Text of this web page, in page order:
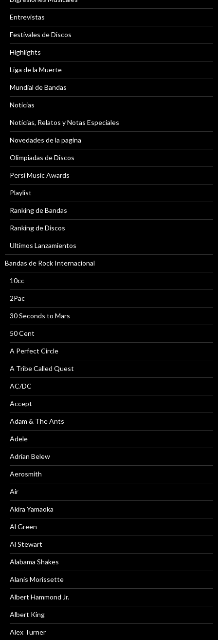
Entrevistas
Festivales de Discos
Highlights
Liga de la Muerte
Mundial de Bandas
Noticias
Noticias, Relatos y Notas Especiales
Novedades de la pagina
Olimpiadas de Discos
Persi Music Awards
Playlist
Ranking de Bandas
Ranking de Discos
Ultimos Lanzamientos
Bandas de Rock Internacional
10cc
2Pac
30 Seconds to Mars
50 Cent
A Perfect Circle
A Tribe Called Quest
AC/DC
Accept
Adam & The Ants
Adele
Adrian Belew
Aerosmith
Air
Akira Yamaoka
Al Green
Al Stewart
Alabama Shakes
Alanis Morissette
Albert Hammond Jr.
Albert King
Alex Turner